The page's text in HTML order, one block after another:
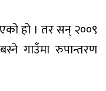
हो । तर सन् २००९
गाउँमा रुपान्तरण